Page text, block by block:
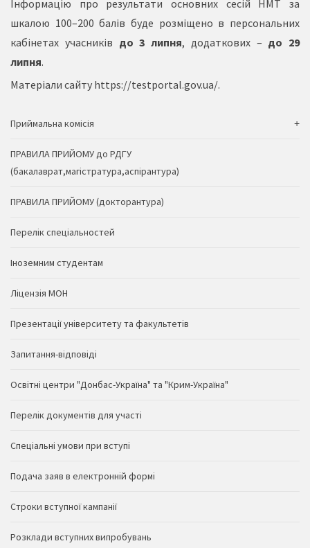
Інформацію про результати основних сесій НМТ за
шкалою 100–200 балів буде розміщено в персональних
кабінетах учасників до 3 липня, додаткових – до 29
липня.
Матеріали сайту https://testportal.gov.ua/.
Приймальна комісія
ПРАВИЛА ПРИЙОМУ до РДГУ
(бакалаврат,магістратура,аспірантура)
ПРАВИЛА ПРИЙОМУ (докторантура)
Перелік спеціальностей
Іноземним студентам
Ліцензія МОН
Презентації університету та факультетів
Запитання-відповіді
Освітні центри "Донбас-Україна" та "Крим-Україна"
Перелік документів для участі
Спеціальні умови при вступі
Подача заяв в електронній формі
Строки вступної кампанії
Розклади вступних випробувань